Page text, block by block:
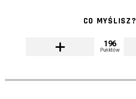
CO MYŚLISZ?
196
Punktów